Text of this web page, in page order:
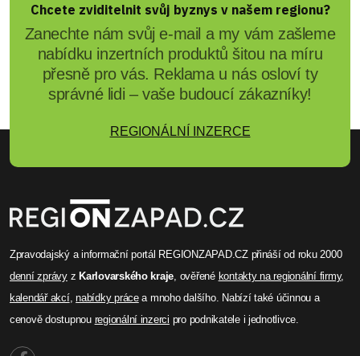
Chcete zviditelnit svůj byznys v našem regionu?
Zanechte nám svůj e-mail a my vám zašleme
nabídku inzertních produktů šitou na míru
přesně pro vás. Reklama u nás osloví ty
správné lidi – vaše budoucí zákazníky!
REGIONÁLNÍ INZERCE
Zpravodajský a informační portál REGIONZAPAD.CZ přináší od roku 2000
denní zprávyz Karlovarského kraje, ověřené kontakty na regionální firmy,
kalendář akcí,nabídky prácea mnoho dalšího. Nabízí také účinnou a
cenově dostupnou regionální inzerci pro podnikatele i jednotlivce.